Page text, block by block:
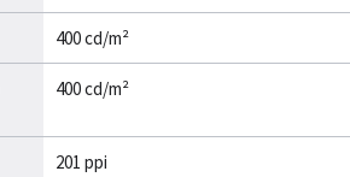
400 cd/m²
400 cd/m²
201 ppi